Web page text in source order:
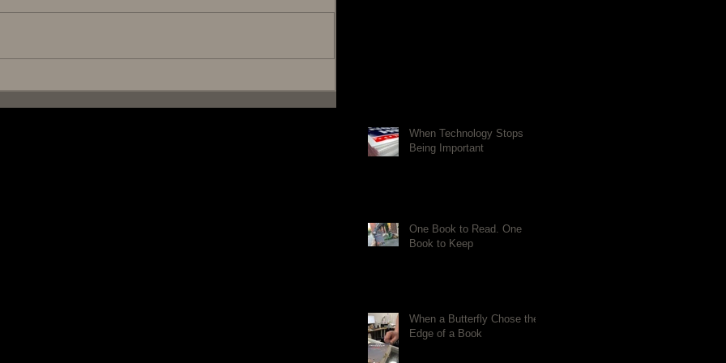
When Technology Stops
Being Important
One Book to Read. One
Book to Keep
When a Butterfly Chose the
Edge of a Book